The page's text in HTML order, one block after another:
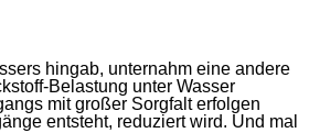
hingab, unternahm eine andere
Belastung unter Wasser
mit großer Sorgfalt erfolgen
entsteht, reduziert wird. Und mal